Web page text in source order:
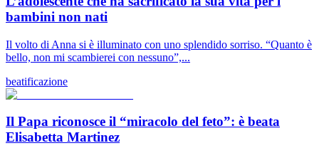
bambini non nati
Il volto di Anna si è illuminato con uno splendido sorriso. “Quanto è
bello, non mi scambierei con nessuno”,...
beatificazione
Il Papa riconosce il “miracolo del feto”: è beata
Elisabetta Martinez